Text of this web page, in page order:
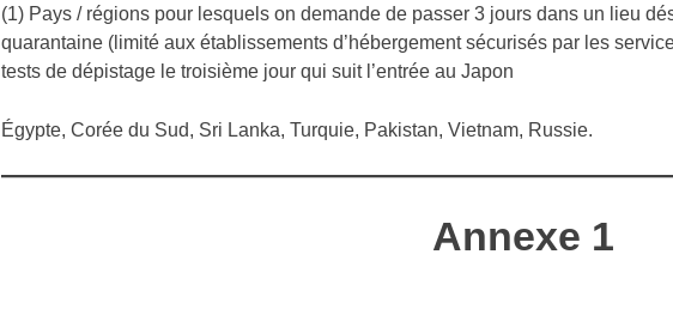
(1) Pays / régions pour lesquels on demande de passer 3 jours dans un lieu
quarantaine (limité aux établissements d’hébergement sécurisés par les
tests de dépistage le troisième jour qui suit l’entrée au Japon
Égypte, Corée du Sud, Sri Lanka, Turquie, Pakistan, Vietnam, Russie.
Annexe 1